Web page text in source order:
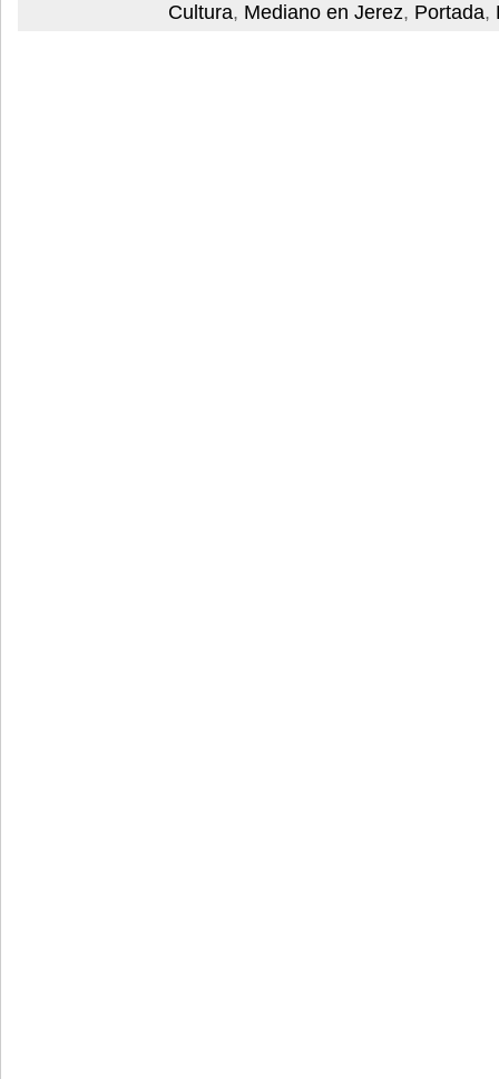
Cultura, Mediano en Jerez, Portada,